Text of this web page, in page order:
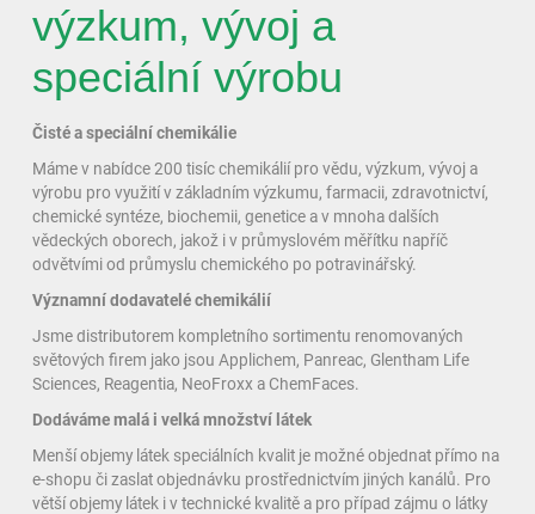
výzkum, vývoj a
speciální výrobu
Čisté a speciální chemikálie
Máme v nabídce 200 tisíc chemikálií pro vědu, výzkum, vývoj a
výrobu pro využití v základním výzkumu, farmacii, zdravotnictví,
chemické syntéze, biochemii, genetice a v mnoha dalších
vědeckých oborech, jakož i v průmyslovém měřítku napříč
odvětvími od průmyslu chemického po potravinářský.
Významní dodavatelé chemikálií
Jsme distributorem kompletního sortimentu renomovaných
světových firem jako jsou Applichem, Panreac, Glentham Life
Sciences, Reagentia, NeoFroxx a ChemFaces.
Dodáváme malá i velká množství látek
Menší objemy látek speciálních kvalit je možné objednat přímo na
e-shopu či zaslat objednávku prostřednictvím jiných kanálů. Pro
větší objemy látek i v technické kvalitě a pro případ zájmu o látky